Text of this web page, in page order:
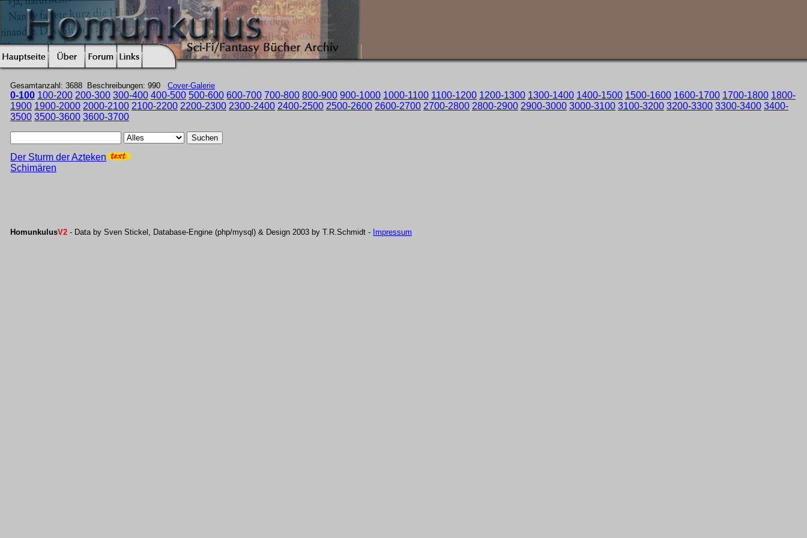
Gesamtanzahl: 3688 Beschreibungen: 990 Cover-Galerie
0-100 100-200 200-300 300-400 400-500 500-600 600-700 700-800 800-900 900-1000 1000-1100 1100-1200 1200-1300 1300-1400 1400-1500 1500-1600 1600-1700 1700-1800 1800-
1900 1900-2000 2000-2100 2100-2200 2200-2300 2300-2400 2400-2500 2500-2600 2600-2700 2700-2800 2800-2900 2900-3000 3000-3100 3100-3200 3200-3300 3300-3400 3400-
3500 3500-3600 3600-3700
Suchen
Der Sturm der Azteken
Schimären
HomunkulusV2 - Data by Sven Stickel, Database-Engine (php/mysql) & Design 2003 by T.R.Schmidt - Impressum